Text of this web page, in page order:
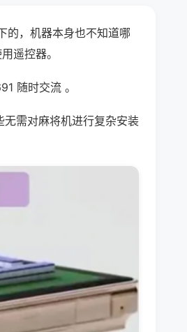
的，机器本身也不知道哪
遥控器。
随时交流 。
需对麻将机进行复杂安装